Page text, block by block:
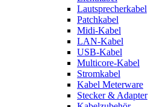
Lautsprecherkabel
Patchkabel
Midi-Kabel
LAN-Kabel
USB-Kabel
Multicore-Kabel
Stromkabel
Kabel Meterware
Stecker & Adapter